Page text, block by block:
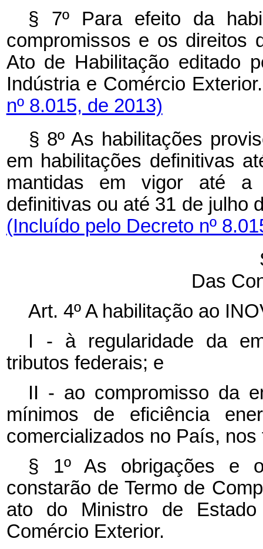
§ 7º Para efeito da
compromissos e os direitos
Ato de Habilitação editado
Indústria e Comércio
nº 8.015, de 2013)
§ 8º As habilitações
em habilitações definitivas
mantidas em vigor até a
definitivas ou até 31 de
(Incluído pelo Decreto nº
Das
Art. 4º A habilitação ao
I - à regularidade da
tributos federais; e
II - ao compromisso da
mínimos de eficiência
comercializados no País,
§ 1º As obrigações e
constarão de Termo de
ato do Ministro de Estado
Comércio Exterior.